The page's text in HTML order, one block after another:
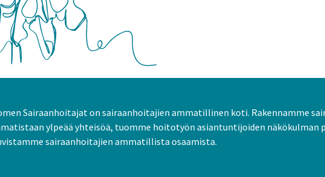
Sairaanhoitajat on sairaanhoitajien ammatillinen koti. Rakennamme
ylpeää yhteisöä, tuomme hoitotyön asiantuntijoiden näkökulman
sairaanhoitajien ammatillista osaamista.